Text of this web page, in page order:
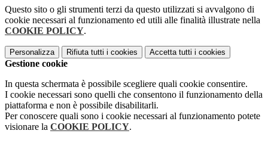
Questo sito o gli strumenti terzi da questo utilizzati si avvalgono di
cookie necessari al funzionamento ed utili alle finalità illustrate nella
COOKIE POLICY.
Personalizza Rifiuta tutti i cookies Accetta tutti i cookies
Gestione cookie
In questa schermata è possibile scegliere quali cookie consentire.
I cookie necessari sono quelli che consentono il funzionamento della
piattaforma e non è possibile disabilitarli.
Per conoscere quali sono i cookie necessari al funzionamento potete
visionare la COOKIE POLICY.